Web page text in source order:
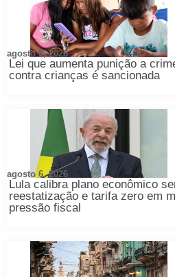
Lei que aumenta punição a
contra crianças é sancionada
agosto 6, 2026
Lula calibra plano econômico
reestatização e tarifa zero em
pressão fiscal
agosto 6, 2026